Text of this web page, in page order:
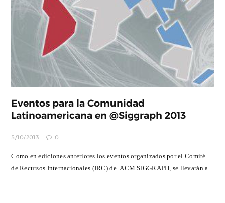
Eventos para la Comunidad
Latinoamericana en @Siggraph 2013
5/10/2013 0
Como en ediciones anteriores los eventos organizados por el Comité
de Recursos Internacionales (IRC) de ACM SIGGRAPH, se llevarán a